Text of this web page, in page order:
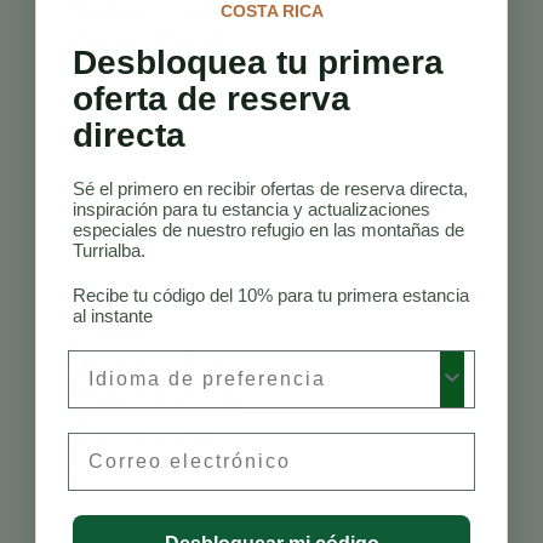
famosas de
Costa Rica?
Las cascadas más
famosas incluyen la
Catarata La Fortuna,
Celeste y las
Cataratas Nauyaca,
cada una ofreciendo
¿Cómo
llegar a las
cascadas en
Costa Rica?
accesibles en coche,
COSTA RICA
Desbloquea tu primera
oferta de reserva
directa
Sé el primero en recibir ofertas de reserva directa,
inspiración para tu estancia y actualizaciones
especiales de nuestro refugio en las montañas de
Turrialba.
Recibe tu código del 10% para tu primera estancia
al instante